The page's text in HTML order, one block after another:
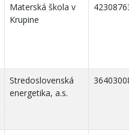
Materská škola v
Krupine
Stredoslovenská
energetika, a.s.